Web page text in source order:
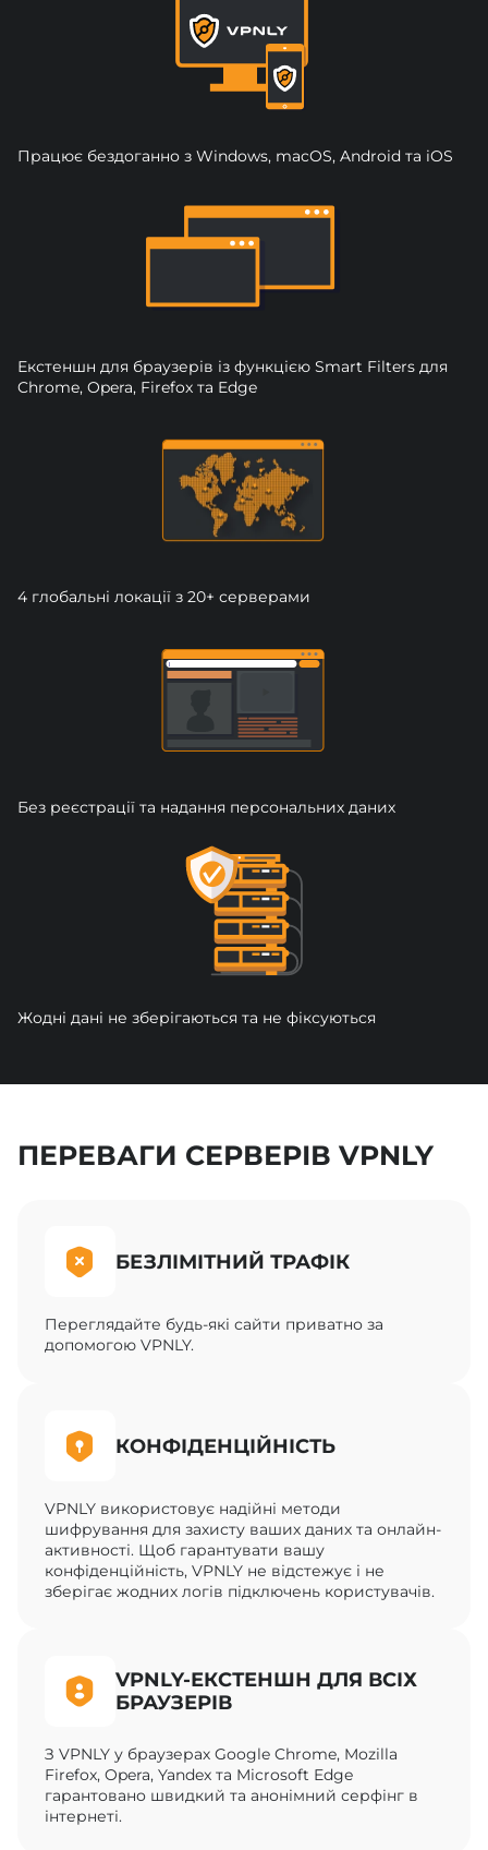
Працює бездоганно з Windows, macOS, Android та iOS
Екстеншн для браузерів із функцією Smart Filters для
Chrome, Opera, Firefox та Edge
4 глобальні локації з 20+ серверами
Без реєстрації та надання персональних даних
Жодні дані не зберігаються та не фіксуються
ПЕРЕВАГИ СЕРВЕРІВ VPNLY
БЕЗЛІМІТНИЙ ТРАФІК
Переглядайте будь-які сайти приватно за
допомогою VPNLY.
КОНФІДЕНЦІЙНІСТЬ
VPNLY використовує надійні методи
шифрування для захисту ваших даних та онлайн-
активності. Щоб гарантувати вашу
конфіденційність, VPNLY не відстежує і не
зберігає жодних логів підключень користувачів.
VPNLY-ЕКСТЕНШН ДЛЯ ВСІХ
БРАУЗЕРІВ
З VPNLY у браузерах Google Chrome, Mozilla
Firefox, Opera, Yandex та Microsoft Edge
гарантовано швидкий та анонімний серфінг в
інтернеті.